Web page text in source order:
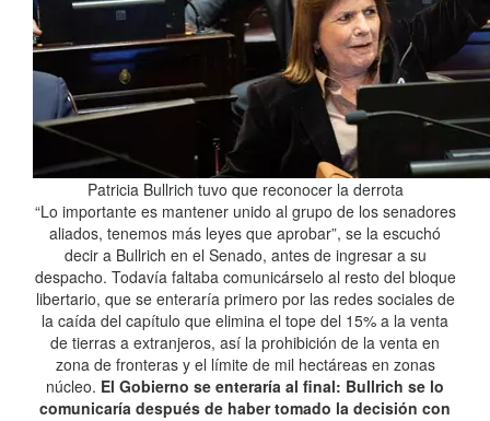
Patricia Bullrich tuvo que reconocer la derrota
“Lo importante es mantener unido al grupo de los senadores
aliados, tenemos más leyes que aprobar”, se la escuchó
decir a Bullrich en el Senado, antes de ingresar a su
despacho. Todavía faltaba comunicárselo al resto del bloque
libertario, que se enteraría primero por las redes sociales de
la caída del capítulo que elimina el tope del 15% a la venta
de tierras a extranjeros, así la prohibición de la venta en
zona de fronteras y el límite de mil hectáreas en zonas
núcleo. El Gobierno se enteraría al final: Bullrich se lo
comunicaría después de haber tomado la decisión con